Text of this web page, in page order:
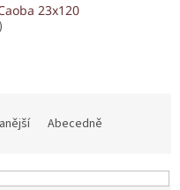
23x120
Abecedně